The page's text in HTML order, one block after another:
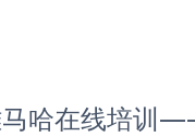
马哈在线培训